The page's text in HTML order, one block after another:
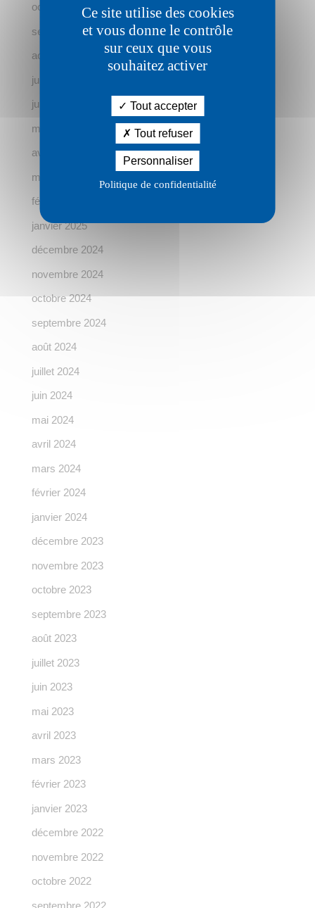
Ce site utilise des cookies
et vous donne le contrôle
sur ceux que vous
souhaitez activer
Tout accepter
Tout refuser
Personnaliser
Politique de confidentialité
octobre 2025
septembre 2025
août 2025
juillet 2025
juin 2025
mai 2025
avril 2025
mars 2025
février 2025
janvier 2025
décembre 2024
novembre 2024
octobre 2024
septembre 2024
août 2024
juillet 2024
juin 2024
mai 2024
avril 2024
mars 2024
février 2024
janvier 2024
décembre 2023
novembre 2023
octobre 2023
septembre 2023
août 2023
juillet 2023
juin 2023
mai 2023
avril 2023
mars 2023
février 2023
janvier 2023
décembre 2022
novembre 2022
octobre 2022
septembre 2022